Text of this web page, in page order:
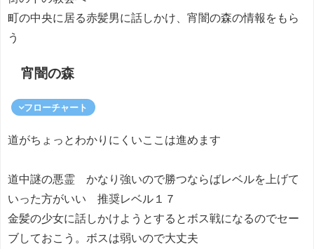
町の中央に居る赤髪男に話しかけ、宵闇の森の情報をもら
う
宵闇の森
フローチャート
道がちょっとわかりにくいここは進めます
道中謎の悪霊 かなり強いので勝つならばレベルを上げて
いった方がいい 推奨レベル１７
金髪の少女に話しかけようとするとボス戦になるのでセー
ブしておこう。ボスは弱いので大丈夫